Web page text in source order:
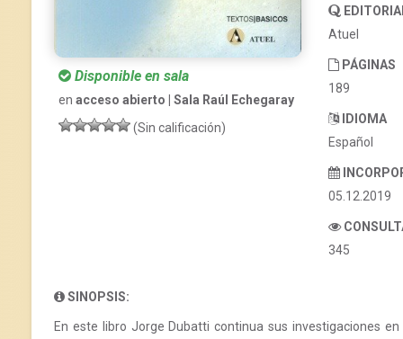
Disponible en sala
en acceso abierto | Sala Raúl Echegaray
(Sin calificación)
Atuel
PÁGINAS
189
IDIOMA
Español
05.12.2019
345
SINOPSIS:
En este libro Jorge Dubatti continua sus investigaciones